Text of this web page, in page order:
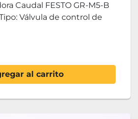
Caudal FESTO GR-M5-B
Válvula de control de
al carrito